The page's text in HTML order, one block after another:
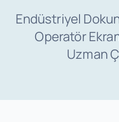
Blog
Endüstriyel
Operatör
Uzman